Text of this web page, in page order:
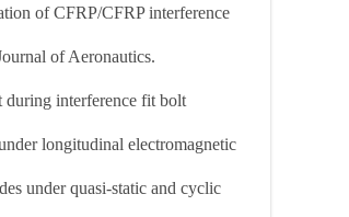
of CFRP/CFRP interference
of Aeronautics.
during interference fit bolt
longitudinal electromagnetic
under quasi-static and cyclic